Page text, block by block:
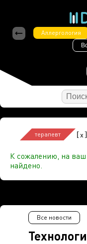
Аллергология
терапевт [x]
К сожалению, на ваш
найдено.
Все новости